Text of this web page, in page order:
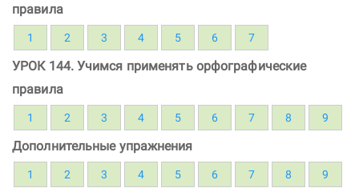
правила
1 2 3 4 5 6 7
УРОК 144. Учимся применять орфографические
правила
1 2 3 4 5 6 7 8 9
Дополнительные упражнения
1 2 3 4 5 6 7 8 9